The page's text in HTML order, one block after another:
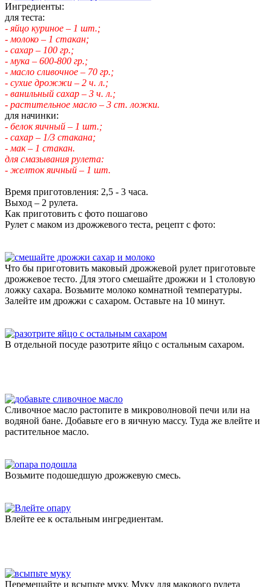
Ингредиенты:
для теста:
- яйцо куриное – 1 шт.;
- молоко – 1 стакан;
- сахар – 100 гр.;
- мука – 600-800 гр.;
- масло сливочное – 70 гр.;
- сухие дрожжи – 2 ч. л.;
- ванильный сахар – 3 ч. л.;
- растительное масло – 3 ст. ложки.
для начинки:
- белок яичный – 1 шт.;
- сахар – 1/3 стакана;
- мак – 1 стакан.
для смазывания рулета:
- желток яичный – 1 шт.
Время приготовления: 2,5 - 3 часа.
Выход – 2 рулета.
Как приготовить с фото пошагово
Рулет с маком из дрожжевого теста, рецепт с фото:
Что бы приготовить маковый дрожжевой рулет приготовьте
дрожжевое тесто. Для этого смешайте дрожжи и 1 столовую
ложку сахара. Возьмите молоко комнатной температуры.
Залейте им дрожжи с сахаром. Оставьте на 10 минут.
В отдельной посуде разотрите яйцо с остальным сахаром.
Сливочное масло растопите в микроволновой печи или на
водяной бане. Добавьте его в яичную массу. Туда же влейте и
растительное масло.
Возьмите подошедшую дрожжевую смесь.
Влейте ее к остальным ингредиентам.
Перемешайте и всыпьте муку. Муку для макового рулета